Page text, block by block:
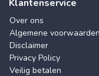
Klantenservice
Over ons
Algemene voorwaarden
Disclaimer
Privacy Policy
Veilig betalen